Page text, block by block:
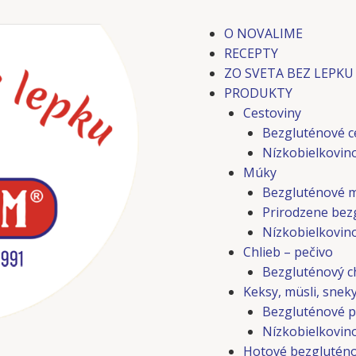
O NOVALIME
RECEPTY
ZO SVETA BEZ LEPKU
PRODUKTY
Cestoviny
Bezgluténové
Múky
Bezgluténové
Prirodzene
Chlieb – pečivo
Bezgluténový
Keksy, müsli,
Bezgluténové
Hotové